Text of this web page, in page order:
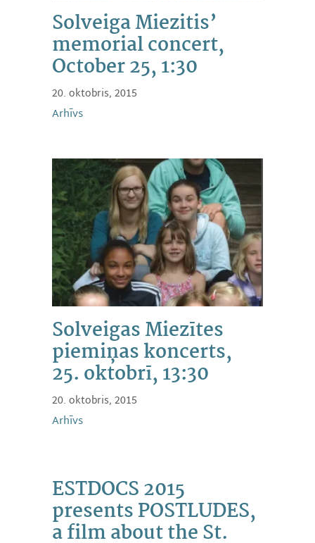
Solveiga Miezitis’
memorial concert,
October 25, 1:30
20. oktobris, 2015
Arhīvs
Solveigas Miezītes
piemiņas koncerts,
25. oktobrī, 13:30
20. oktobris, 2015
Arhīvs
ESTDOCS 2015
presents POSTLUDES,
a film about the St.